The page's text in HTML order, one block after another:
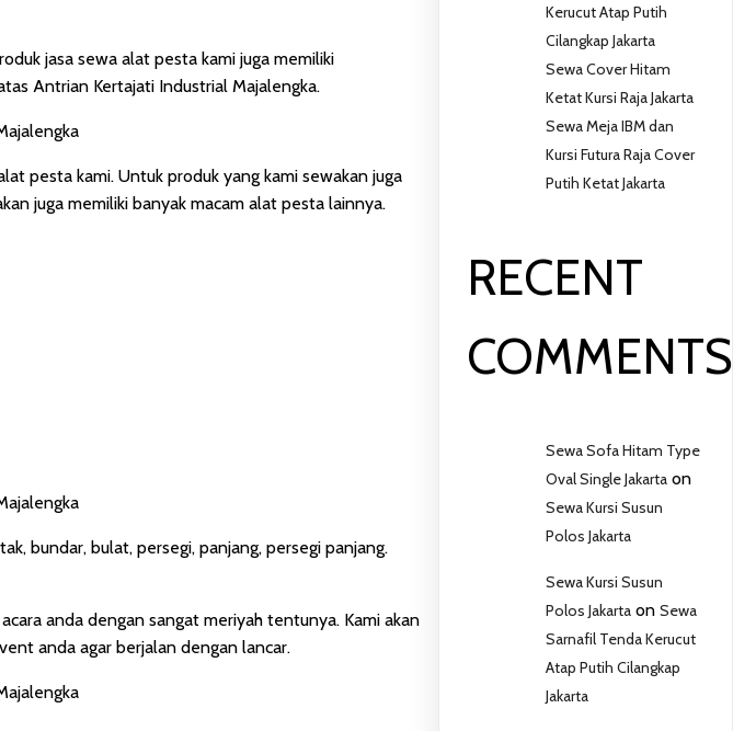
jasa sewa alat pesta kami juga memiliki
Antrian Kertajati Industrial Majalengka.
pesta kami. Untuk produk yang kami sewakan juga
juga memiliki banyak macam alat pesta lainnya.
bundar, bulat, persegi, panjang, persegi panjang.
anda dengan sangat meriyah tentunya. Kami akan
anda agar berjalan dengan lancar.
Kerucut Atap Putih
Cilangkap Jakarta
Sewa Cover Hitam
Ketat Kursi Raja Jakarta
Sewa Meja IBM dan
Kursi Futura Raja Cover
Putih Ketat Jakarta
RECENT
COMMENTS
Sewa Sofa Hitam Type
Oval Single Jakarta on
Sewa Kursi Susun
Polos Jakarta
Sewa Kursi Susun
Polos Jakarta onSewa
Sarnafil Tenda Kerucut
Atap Putih Cilangkap
Jakarta